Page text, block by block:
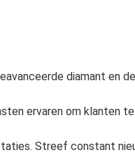
diamant en
ervaren om klanten
Streef constant